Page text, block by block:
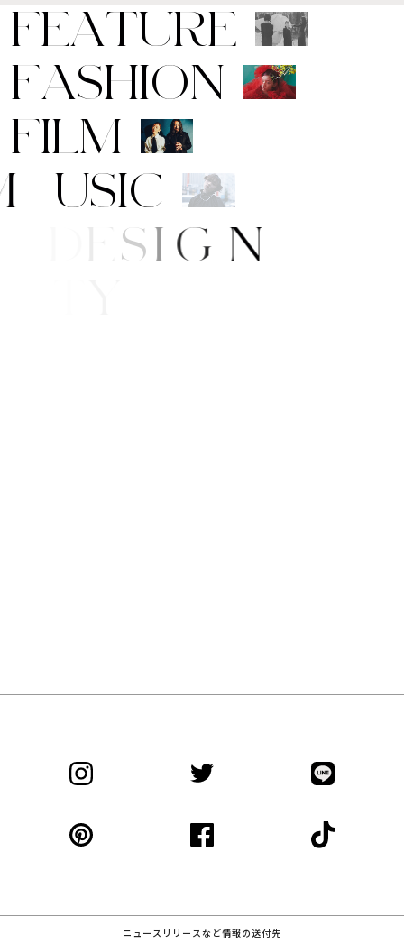
FEATURE
FASHION
FILM
M USIC
/D ES IG
ニュースリリースなど情報の送付先